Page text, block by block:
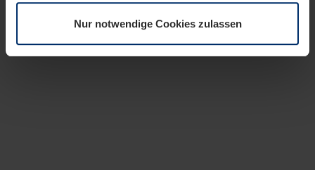
Datenschutzerklärungunserer Website ändern oder
widerrufen.
Nur notwendige Cookies zulassen